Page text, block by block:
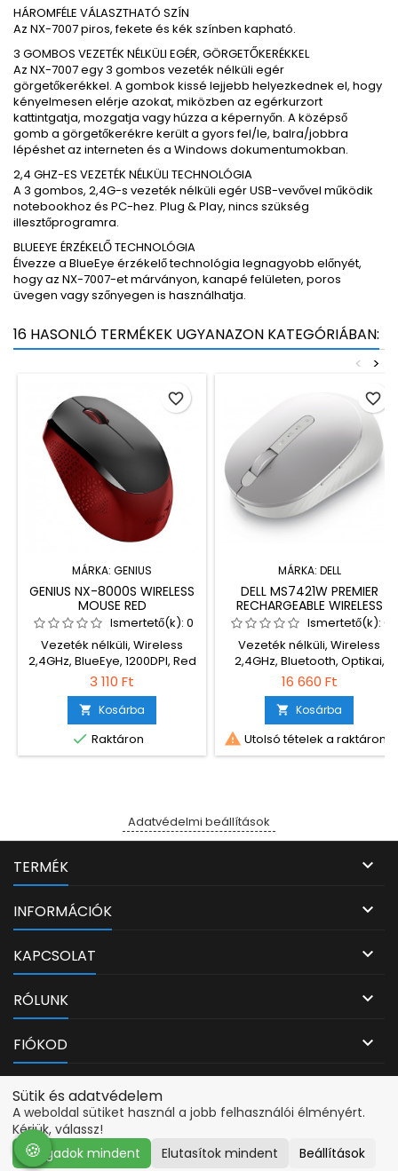
HÁROMFÉLE VÁLASZTHATÓ SZÍN
Az NX-7007 piros, fekete és kék színben kapható.
3 GOMBOS VEZETÉK NÉLKÜLI EGÉR, GÖRGETŐKERÉKKEL
Az NX-7007 egy 3 gombos vezeték nélküli egér
görgetőkerékkel. A gombok kissé lejjebb helyezkednek el, hogy
kényelmesen elérje azokat, miközben az egérkurzort
kattintgatja, mozgatja vagy húzza a képernyőn. A középső
gomb a görgetőkerékre került a gyors fel/le, balra/jobbra
lépéshet az interneten és a Windows dokumentumokban.
2,4 GHZ-ES VEZETÉK NÉLKÜLI TECHNOLÓGIA
A 3 gombos, 2,4G-s vezeték nélküli egér USB-vevővel működik
notebookhoz és PC-hez. Plug & Play, nincs szükség
illesztőprogramra.
BLUEEYE ÉRZÉKELŐ TECHNOLÓGIA
Élvezze a BlueEye érzékelő technológia legnagyobb előnyét,
hogy az NX-7007-et márványon, kanapé felületen, poros
üvegen vagy szőnyegen is használhatja.
16 HASONLÓ TERMÉKEK UGYANAZON KATEGÓRIÁBAN:
>
<
MÁRKA: GENIUS
GENIUS NX-8000S WIRELESS
MOUSE RED
Ismertető(k): 0
Vezeték nélküli, Wireless
2,4GHz, BlueEye, 1200DPI, Red
3 110 Ft
 Kosárba
 Raktáron
favorite_border
MÁRKA: DELL
DELL MS7421W PREMIER
RECHARGEABLE WIRELESS
MOUSE PLATINUM SILVER
Ismertető(k): 0
Vezeték nélküli, Wireless
2,4GHz, Bluetooth, Optikai,
4000DPI, silver, Újratölthető
16 660 Ft
 Kosárba
 Utolsó tételek a raktáron
favorite_border
Adatvédelmi beállítások
🍪
TERMÉK 
INFORMÁCIÓK 
KAPCSOLAT 
RÓLUNK 
FIÓKOD 
Sütik és adatvédelem
A weboldal sütiket használ a jobb felhasználói élményért.
Kérjük, válassz!
Elfogadok mindent
Elutasítok mindent Beállítások
Adatvédelmi beállítások
🍪
© Copyright 2026 PcMarkt. Minden jog fenntartva.